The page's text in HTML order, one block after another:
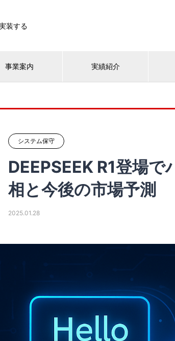
装する
事業案内 実績紹介
システム保守
DEEPSEEK R1登場
相と今後の市場予測
2025.01.28